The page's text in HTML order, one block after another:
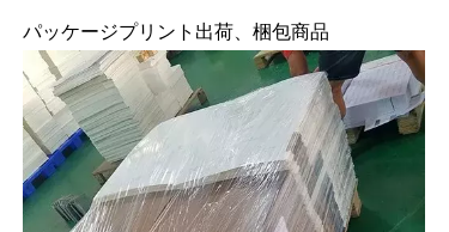
パッケージプリント出荷、梱包商品